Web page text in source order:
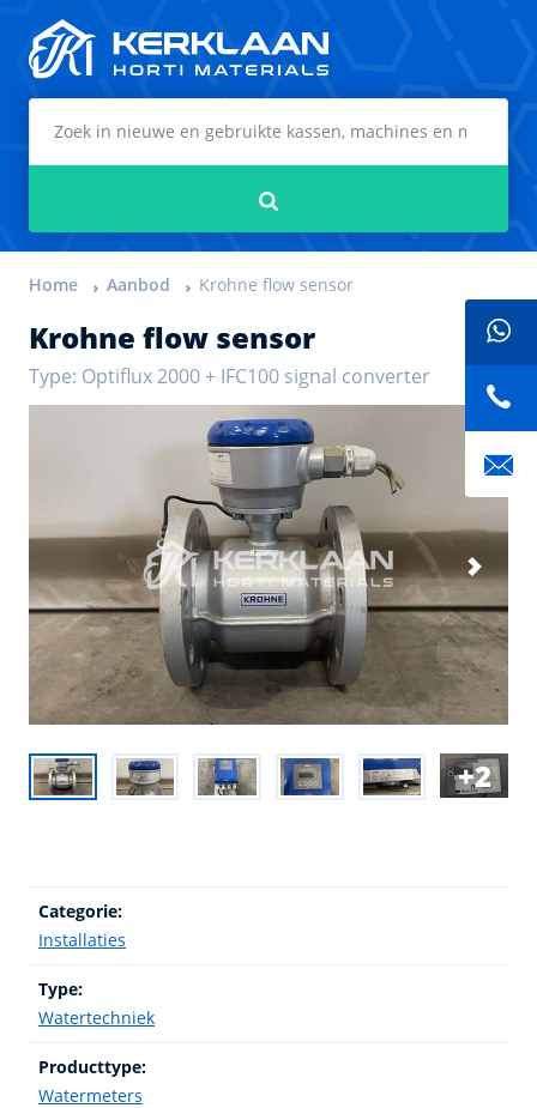
Home Aanbod Krohne flow sensor
Krohne flow sensor
Type: Optiflux 2000 + IFC100 signal converter
2
Categorie:
Installaties
Type:
Watertechniek
Producttype:
Watermeters